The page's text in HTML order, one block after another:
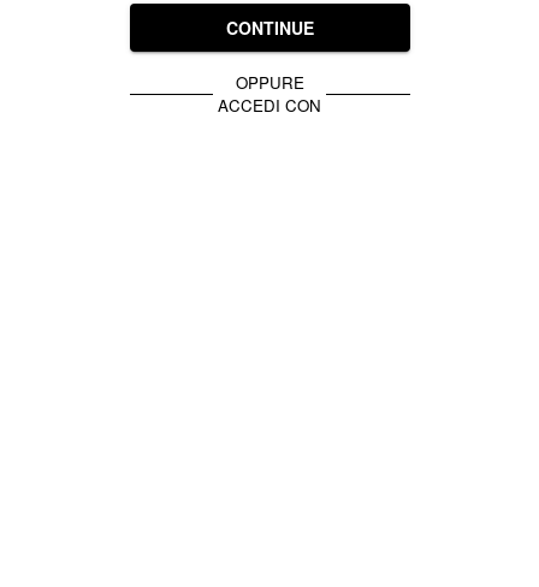
CONTINUE
OPPURE
ACCEDI CON